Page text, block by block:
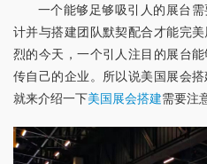
一个能够足够吸引人的展台
计并与搭建团队默契配合才能完
烈的今天，一个引人注目的展台
传自己的企业。所以说美国展会
就来介绍一下美国展会搭建需要注